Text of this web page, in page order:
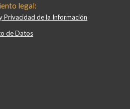
legal:
Privacidad de la Información
de Datos